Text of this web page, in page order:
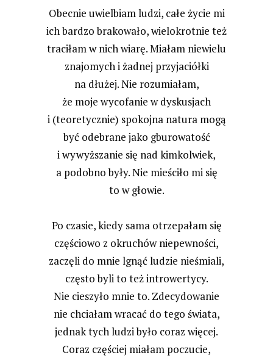
Obecnie uwielbiam ludzi, całe życie mi
ich bardzo brakowało, wielokrotnie też
traciłam w nich wiarę. Miałam niewielu
znajomych i żadnej przyjaciółki
na dłużej. Nie rozumiałam,
że moje wycofanie w dyskusjach
i (teoretycznie) spokojna natura mogą
być odebrane jako gburowatość
i wywyższanie się nad kimkolwiek,
a podobno były. Nie mieściło mi się
to w głowie.
Po czasie, kiedy sama otrzepałam się
częściowo z okruchów niepewności,
zaczęli do mnie lgnąć ludzie nieśmiali,
często byli to też introwertycy.
Nie cieszyło mnie to. Zdecydowanie
nie chciałam wracać do tego świata,
jednak tych ludzi było coraz więcej.
Coraz częściej miałam poczucie,